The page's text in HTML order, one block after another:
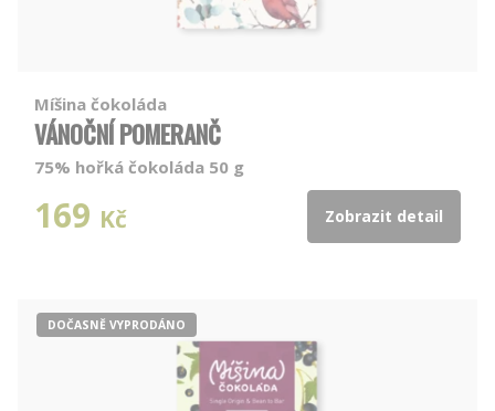
Míšina čokoláda
VÁNOČNÍ POMERANČ
75% hořká čokoláda 50 g
169 Kč Zobrazit detail
DOČASNĚ VYPRODÁNO